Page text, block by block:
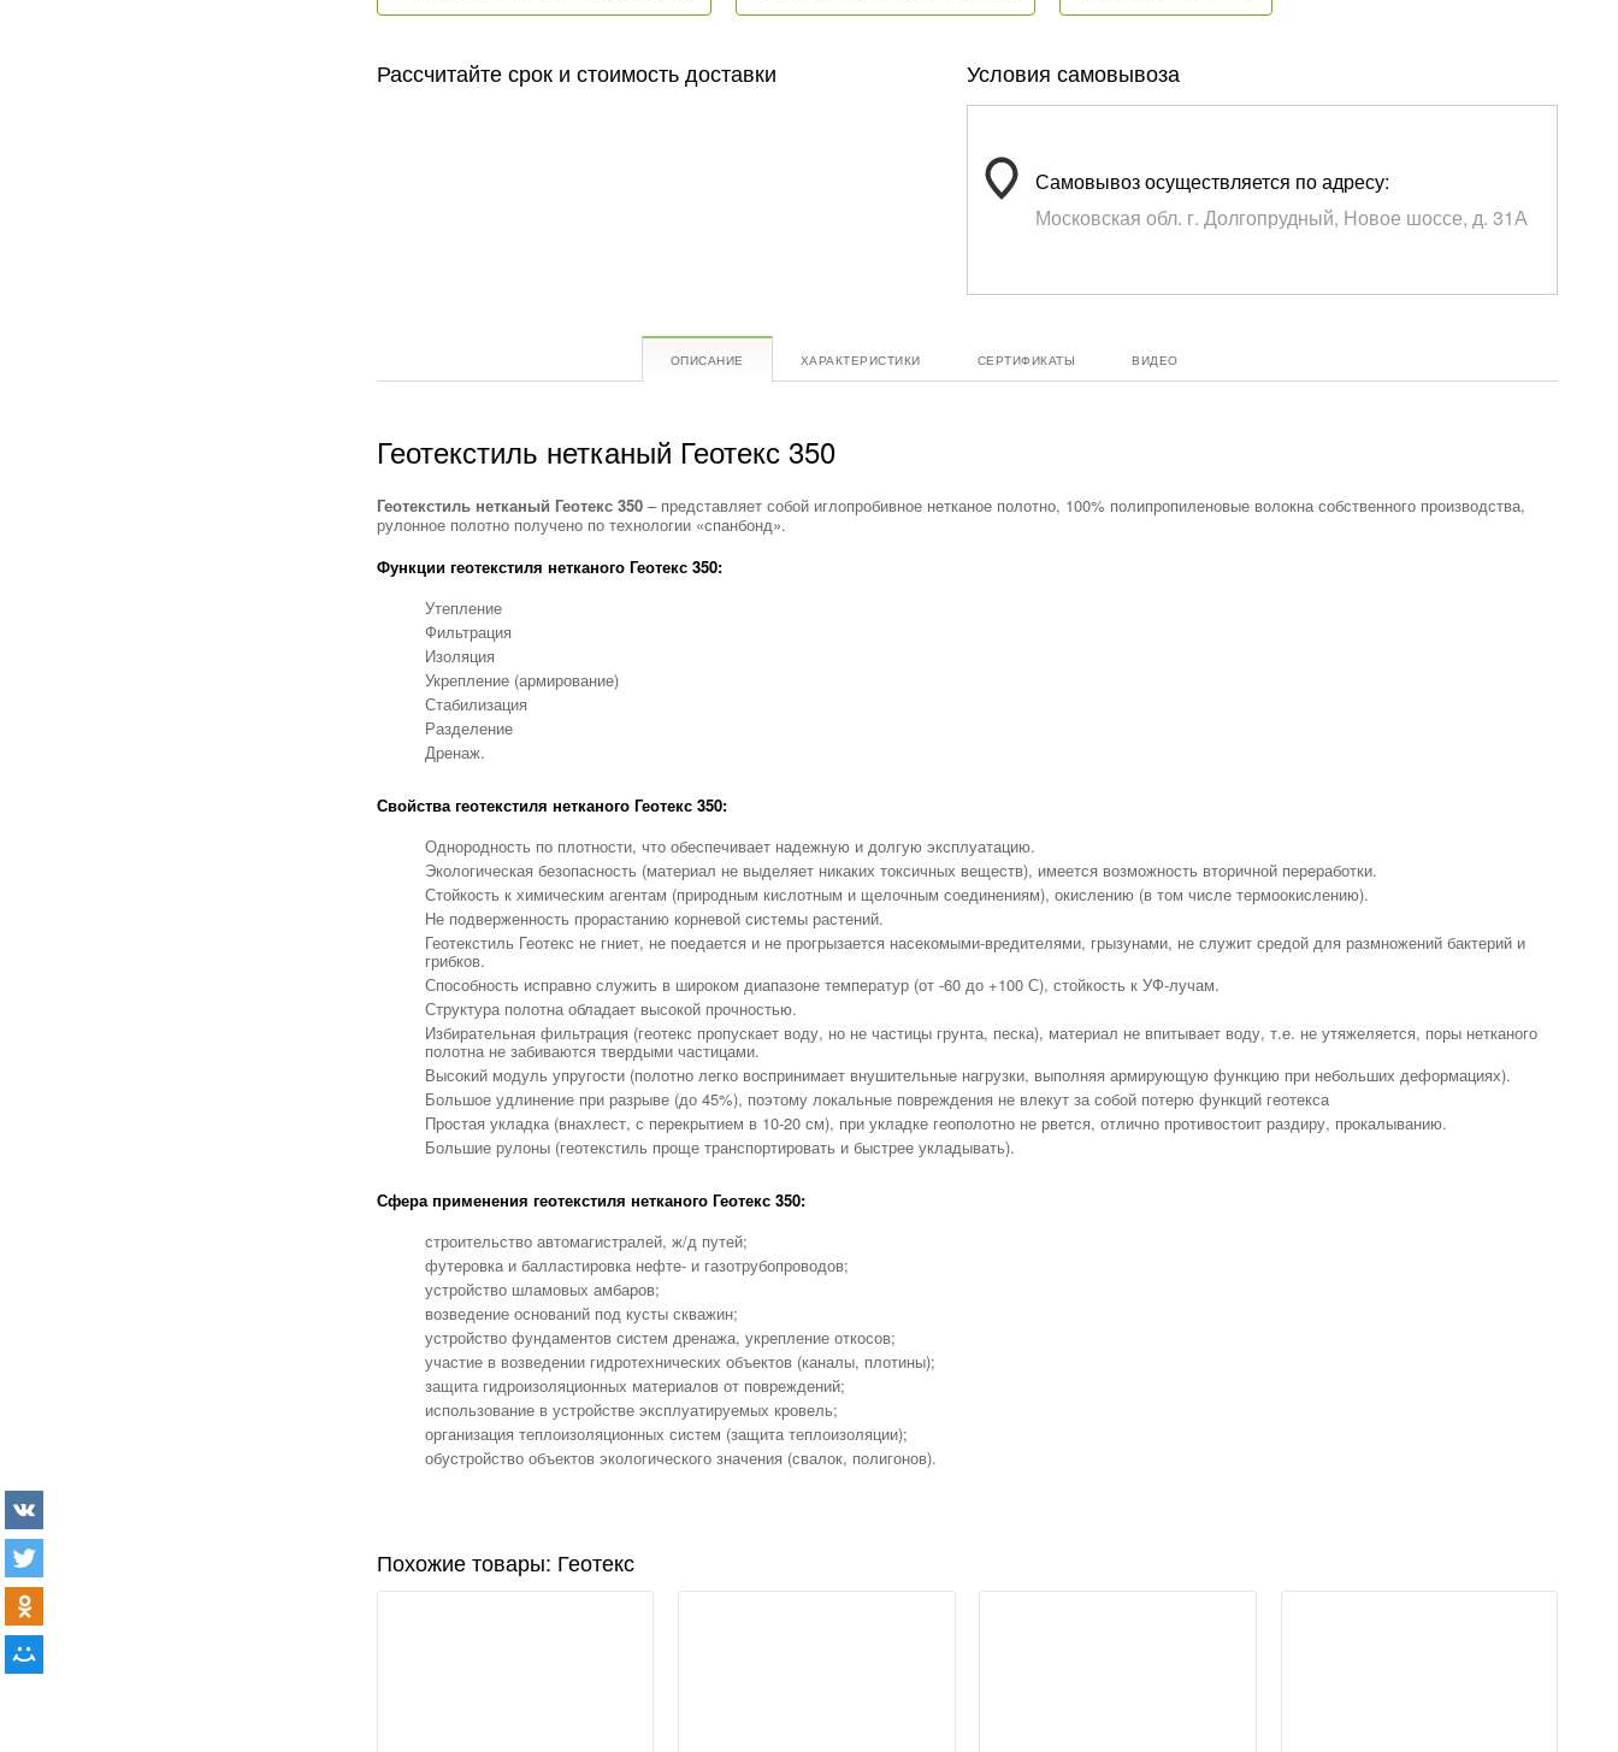
Рассчитайте срок и стоимость доставки Условия самовывоза
Самовывоз осуществляется по адресу:
Московская обл. г. Долгопрудный, Новое шоссе, д. 31А
ОПИСАНИЕ ХАРАКТЕРИСТИКИ СЕРТИФИКАТЫ ВИДЕО
Геотекстиль нетканый Геотекс 350
Геотекстиль нетканый Геотекс 350– представляет собой иглопробивное нетканое полотно, 100% полипропиленовые волокна собственного производства,
рулонное полотно получено по технологии «спанбонд».
Функции геотекстиля нетканого Геотекс 350:
Утепление
Фильтрация
Изоляция
Укрепление (армирование)
Стабилизация
Разделение
Дренаж.
Свойства геотекстиля нетканого Геотекс 350:
Однородность по плотности, что обеспечивает надежную и долгую эксплуатацию.
Экологическая безопасность (материал не выделяет никаких токсичных веществ), имеется возможность вторичной переработки.
Стойкость к химическим агентам (природным кислотным и щелочным соединениям), окислению (в том числе термоокислению).
Не подверженность прорастанию корневой системы растений.
Геотекстиль Геотекс не гниет, не поедается и не прогрызается насекомыми-вредителями, грызунами, не служит средой для размножений бактерий и
грибков.
Способность исправно служить в широком диапазоне температур (от -60 до +100 С), стойкость к УФ-лучам.
Структура полотна обладает высокой прочностью.
Избирательная фильтрация (геотекс пропускает воду, но не частицы грунта, песка), материал не впитывает воду, т.е. не утяжеляется, поры нетканого
полотна не забиваются твердыми частицами.
Высокий модуль упругости (полотно легко воспринимает внушительные нагрузки, выполняя армирующую функцию при небольших деформациях).
Большое удлинение при разрыве (до 45%), поэтому локальные повреждения не влекут за собой потерю функций геотекса
Простая укладка (внахлест, с перекрытием в 10-20 см), при укладке геополотно не рвется, отлично противостоит раздиру, прокалыванию.
Большие рулоны (геотекстиль проще транспортировать и быстрее укладывать).
Сфера применения геотекстиля нетканого Геотекс 350:
строительство автомагистралей, ж/д путей;
футеровка и балластировка нефте- и газотрубопроводов;
устройство шламовых амбаров;
возведение оснований под кусты скважин;
устройство фундаментов систем дренажа, укрепление откосов;
участие в возведении гидротехнических объектов (каналы, плотины);
защита гидроизоляционных материалов от повреждений;
использование в устройстве эксплуатируемых кровель;
организация теплоизоляционных систем (защита теплоизоляции);
обустройство объектов экологического значения (свалок, полигонов).
Похожие товары: Геотекс